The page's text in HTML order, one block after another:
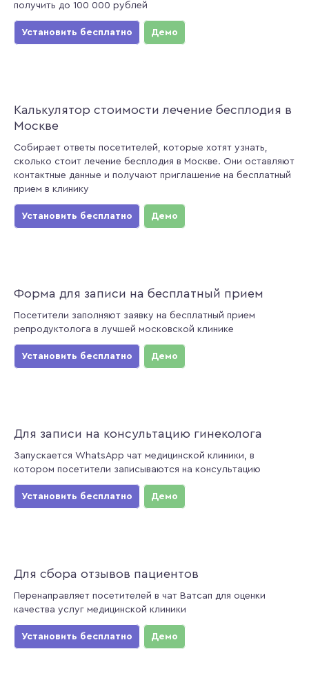
получить до 100 000 рублей
Установить бесплатно Демо
Калькулятор стоимости лечение бесплодия в
Москве
Собирает ответы посетителей, которые хотят узнать,
сколько стоит лечение бесплодия в Москве. Они оставляют
контактные данные и получают приглашение на бесплатный
прием в клинику
Установить бесплатно Демо
Форма для записи на бесплатный прием
Посетители заполняют заявку на бесплатный прием
репродуктолога в лучшей московской клинике
Установить бесплатно Демо
Для записи на консультацию гинеколога
Запускается WhatsApp чат медицинской клиники, в
котором посетители записываются на консультацию
Установить бесплатно Демо
Для сбора отзывов пациентов
Перенаправляет посетителей в чат Ватсап для оценки
качества услуг медицинской клиники
Установить бесплатно Демо